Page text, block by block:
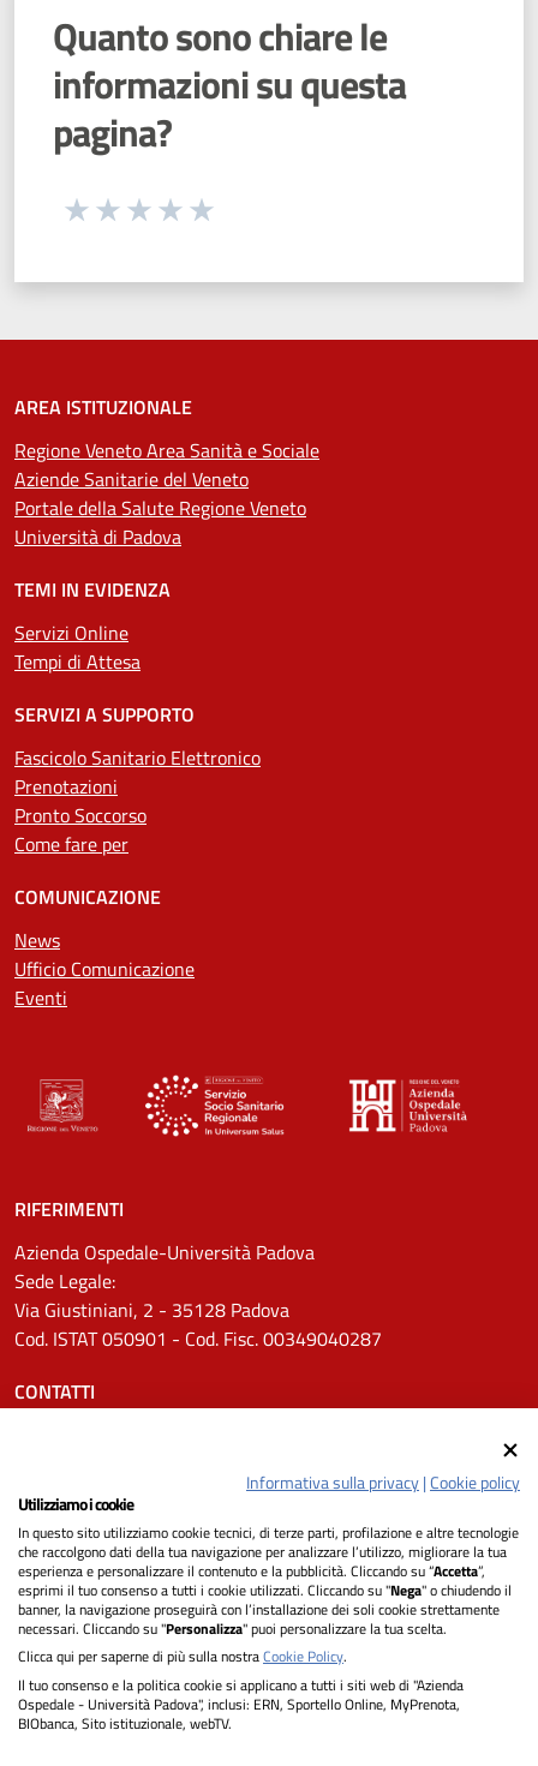
Quanto sono chiare le
informazioni su questa
pagina?
Seleziona una valutazione da 1 a 5 stelle
AREA ISTITUZIONALE
Regione Veneto Area Sanità e Sociale
Aziende Sanitarie del Veneto
Portale della Salute Regione Veneto
Università di Padova
TEMI IN EVIDENZA
Servizi Online
Tempi di Attesa
SERVIZI A SUPPORTO
Fascicolo Sanitario Elettronico
Prenotazioni
Pronto Soccorso
Come fare per
COMUNICAZIONE
News
Ufficio Comunicazione
Eventi
RIFERIMENTI
Azienda Ospedale-Università Padova
Sede Legale:
Via Giustiniani, 2 - 35128 Padova
Cod. ISTAT 050901 - Cod. Fisc. 00349040287
CONTATTI
Pec: protocollo.aopd@pecveneto.it
SEGUICI SU
Privacy
Dichiarazione di Accessibilità
Informativa sulla privacy|Cookie policy
Utilizziamo i cookie
In questo sito utilizziamo cookie tecnici, di terze parti, profilazione e altre tecnologie
che raccolgono dati della tua navigazione per analizzare l’utilizzo, migliorare la tua
esperienza e personalizzare il contenuto e la pubblicità. Cliccando su “Accetta”,
esprimi il tuo consenso a tutti i cookie utilizzati. Cliccando su "Nega" o chiudendo il
banner, la navigazione proseguirà con l’installazione dei soli cookie strettamente
necessari. Cliccando su "Personalizza" puoi personalizzare la tua scelta.
Clicca qui per saperne di più sulla nostraCookie Policy.
Il tuo consenso e la politica cookie si applicano a tutti i siti web di "Azienda
Ospedale - Università Padova", inclusi: ERN, Sportello Online, MyPrenota,
BIObanca, Sito istituzionale, webTV.